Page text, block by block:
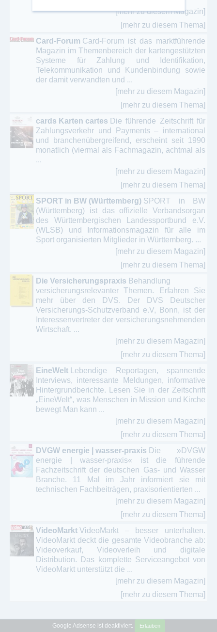
[mehr zu diesem Magazin]
[mehr zu diesem Thema]
Card-Forum Card-Forum ist das marktführende
Magazin im Themenbereich der kartengestützten
Systeme für Zahlung und Identifikation,
Telekommunikation und Kundenbindung sowie
der damit verwandten und ...
[mehr zu diesem Magazin]
[mehr zu diesem Thema]
cards Karten cartes Die führende Zeitschrift für
Zahlungsverkehr und Payments – international
und branchenübergreifend, erscheint seit 1990
monatlich (viermal als Fachmagazin, achtmal als
...
[mehr zu diesem Magazin]
[mehr zu diesem Thema]
SPORT in BW (Württemberg) SPORT in BW
(Württemberg) ist das offizielle Verbandsorgan
des Württembergischen Landessportbund e.V.
(WLSB) und Informationsmagazin für alle im
Sport organisierten Mitglieder in Württemberg. ...
[mehr zu diesem Magazin]
[mehr zu diesem Thema]
Die Versicherungspraxis Behandlung
versicherungsrelevanter Themen. Erfahren Sie
mehr über den DVS. Der DVS Deutscher
Versicherungs-Schutzverband e.V, Bonn, ist der
Interessenvertreter der versicherungsnehmenden
Wirtschaft. ...
[mehr zu diesem Magazin]
[mehr zu diesem Thema]
EineWelt
Lebendige Reportagen, spannende
Interviews, interessante Meldungen, informative
Hintergrundberichte. Lesen Sie in der Zeitschrift
„EineWelt“, was Menschen in Mission und Kirche
bewegt Man kann ...
[mehr zu diesem Magazin]
[mehr zu diesem Thema]
DVGW energie | wasser-praxis Die »DVGW
energie | wasser-praxis« ist die führende
Fachzeitschrift der deutschen Gas- und Wasser
Branche. 11 Mal im Jahr informiert sie mit
technischen Fachbeiträgen, praxisorientierten ...
[mehr zu diesem Magazin]
[mehr zu diesem Thema]
VideoMarkt VideoMarkt – besser unterhalten.
VideoMarkt deckt die gesamte Videobranche ab:
Videoverkauf, Videoverleih und digitale
Distribution. Das komplette Serviceangebot von
VideoMarkt unterstützt die ...
[mehr zu diesem Magazin]
[mehr zu diesem Thema]
Google Adsense ist deaktiviert. Erlauben